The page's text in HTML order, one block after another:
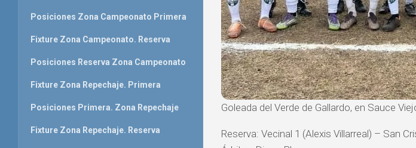
Goleada del Verde de Gallardo, en Sauce
Reserva: Vecinal 1 (Alexis Villarreal) – San
Posiciones Zona Campeonato Primera
Fixture Zona Campeonato. Reserva
Posiciones Reserva Zona Campeonato
Fixture Zona Repechaje. Primera
Posiciones Primera. Zona Repechaje
Fixture Zona Repechaje. Reserva